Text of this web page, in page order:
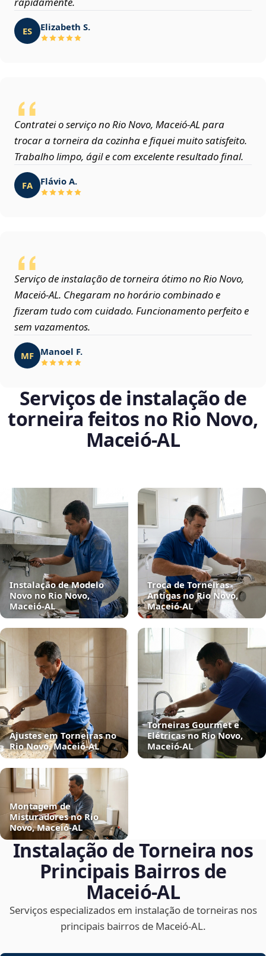
ES Elizabeth S.
Contratei o serviço no Rio Novo, Maceió‑AL para
trocar a torneira da cozinha e fiquei muito satisfeito.
Trabalho limpo, ágil e com excelente resultado final.
FA Flávio A.
Serviço de instalação de torneira ótimo no Rio Novo,
Maceió‑AL. Chegaram no horário combinado e
fizeram tudo com cuidado. Funcionamento perfeito e
sem vazamentos.
MF Manoel F.
Serviços de instalação de
torneira feitos no Rio Novo,
Maceió‑AL
Instalação de Modelo
Novo no Rio Novo,
Maceió‑AL
Troca de Torneiras
Antigas no Rio Novo,
Maceió‑AL
Ajustes em Torneiras no
Rio Novo, Maceió‑AL
Torneiras Gourmet e
Elétricas no Rio Novo,
Maceió‑AL
Montagem de
Misturadores no Rio
Novo, Maceió‑AL
Instalação de Torneira nos
Principais Bairros de
Maceió‑AL
Serviços especializados em instalação de torneiras nos
principais bairros de Maceió‑AL.